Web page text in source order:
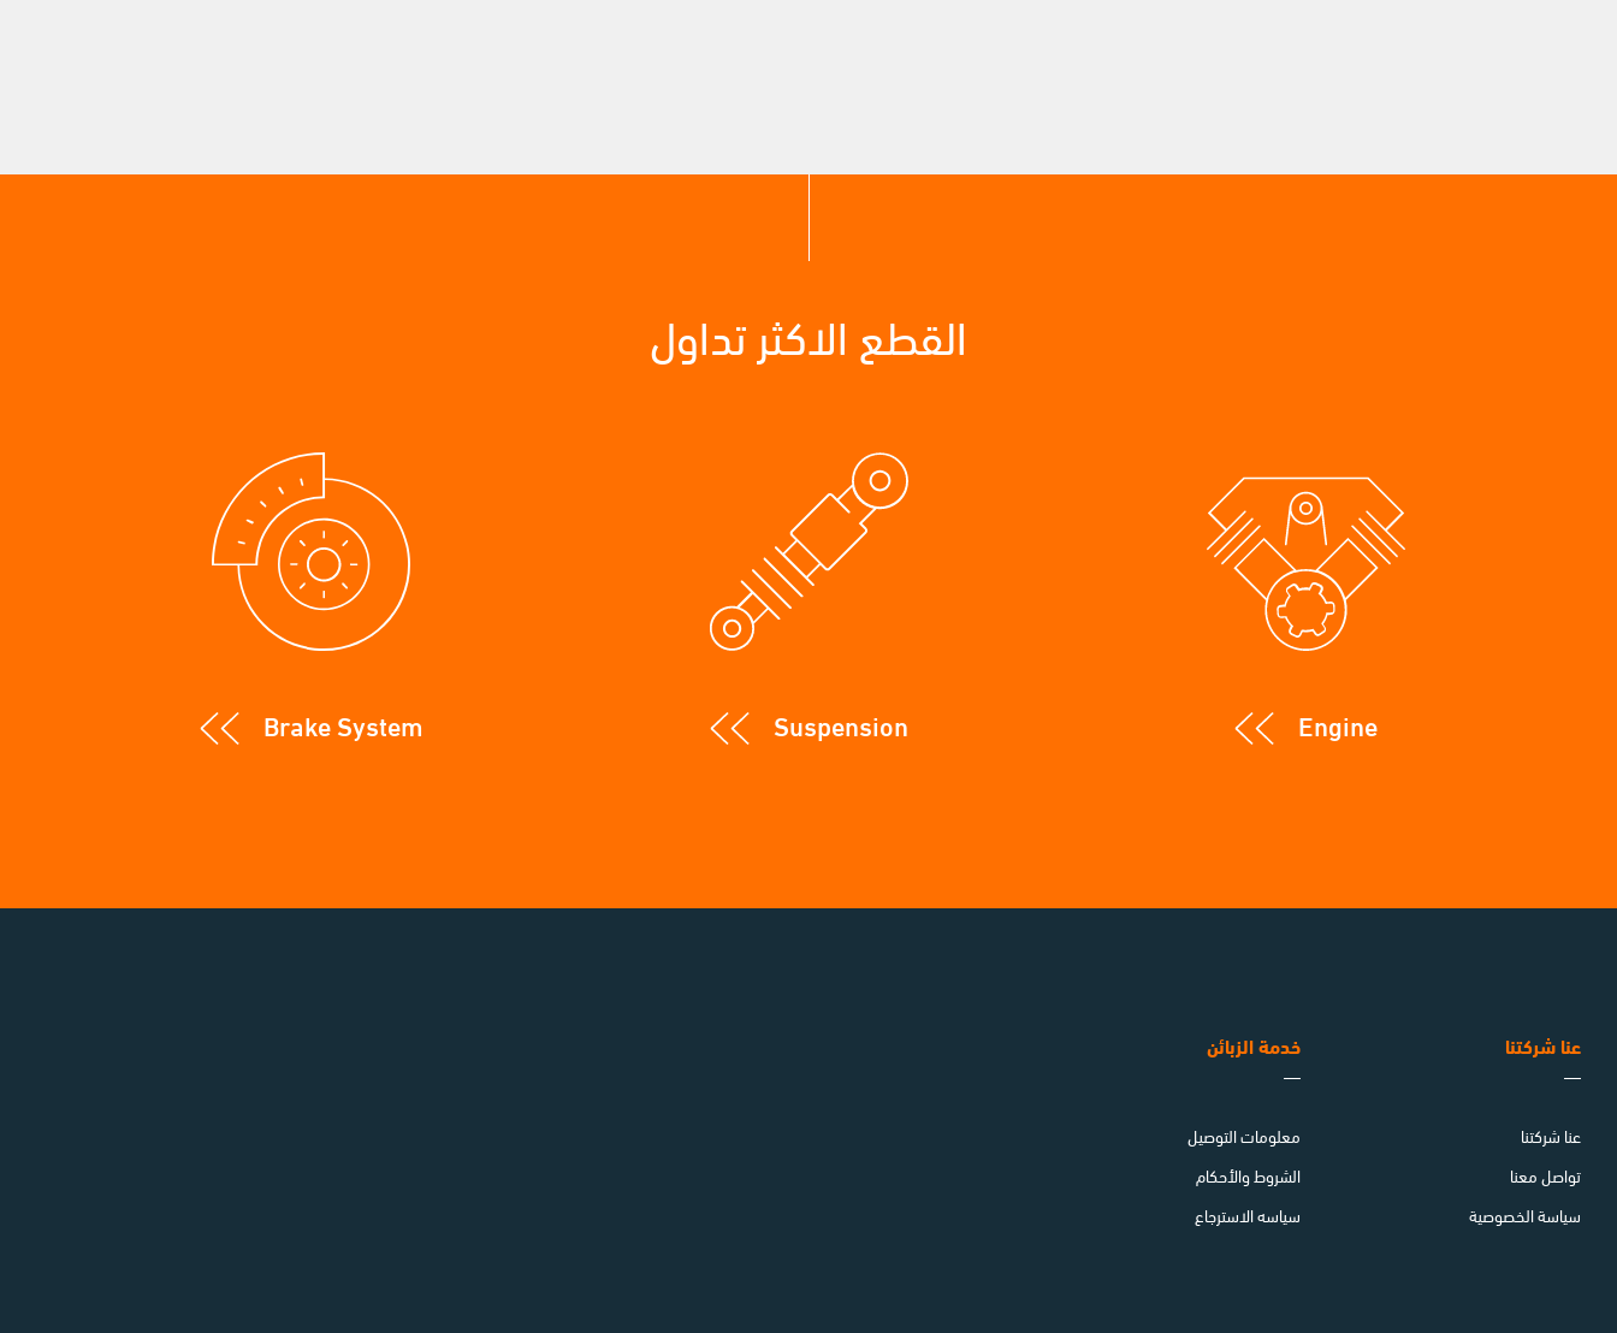
القطع الاكثر تداول
Engine
Suspension
Brake System
عنا شركتنا
عنا شركتنا
تواصل معنا
سياسة الخصوصية
خدمة الزبائن
معلومات التوصيل
الشروط والأحكام
سياسه الاسترجاع